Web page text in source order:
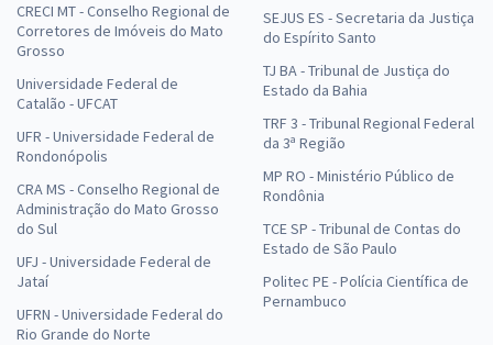
CRECI MT - Conselho Regional de
Corretores de Imóveis do Mato
Grosso
Universidade Federal de
Catalão - UFCAT
UFR - Universidade Federal de
Rondonópolis
CRA MS - Conselho Regional de
Administração do Mato Grosso
do Sul
UFJ - Universidade Federal de
Jataí
UFRN - Universidade Federal do
Rio Grande do Norte
SEJUS ES - Secretaria da Justiça
do Espírito Santo
TJ BA - Tribunal de Justiça do
Estado da Bahia
TRF 3 - Tribunal Regional Federal
da 3ª Região
MP RO - Ministério Público de
Rondônia
TCE SP - Tribunal de Contas do
Estado de São Paulo
Politec PE - Polícia Científica de
Pernambuco